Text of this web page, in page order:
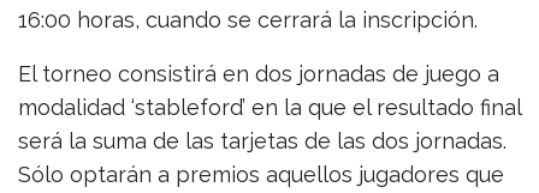
16:00 horas, cuando se cerrará la inscripción.
El torneo consistirá en dos jornadas de juego a
modalidad ‘stableford’ en la que el resultado final
será la suma de las tarjetas de las dos jornadas.
Sólo optarán a premios aquellos jugadores que